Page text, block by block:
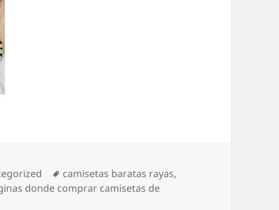
Etiquetas
camisetas baratas rayas,
donde comprar camisetas de